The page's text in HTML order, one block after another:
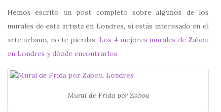
Hemos escrito un post completo sobre algunos de los
murales de esta artista en Londres, si estás interesado en el
arte urbano, no te pierdas: Los 4 mejores murales de Zabou
en Londres y dónde encontrarlos
Mural de Frida por Zabou